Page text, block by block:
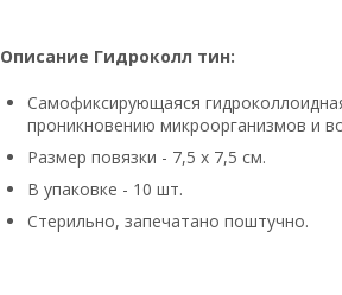
Описание Гидроколл тин:
Самофиксирующаяся
проникновению микроорганизмов и
Размер повязки - 7,5 х 7,5 см.
В упаковке - 10 шт.
Стерильно, запечатано поштучно.